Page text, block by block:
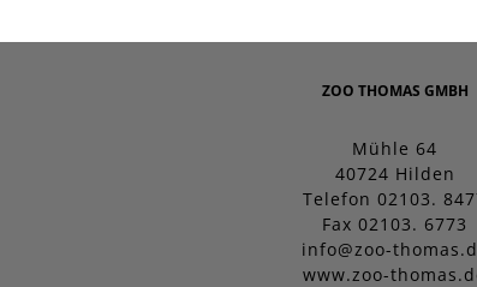
ZOO THOMAS GMBH
Mühle 64
40724 Hilden
Telefon 02103.
Fax 02103. 6773
info@zoo-
www.zoo-